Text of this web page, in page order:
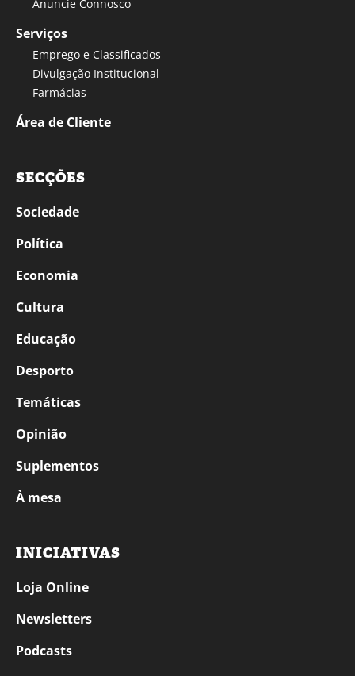
Anuncie Connosco
Serviços
Emprego e Classificados
Divulgação Institucional
Farmácias
Área de Cliente
SECÇÕES
Sociedade
Política
Economia
Cultura
Educação
Desporto
Temáticas
Opinião
Suplementos
À mesa
INICIATIVAS
Loja Online
Newsletters
Podcasts